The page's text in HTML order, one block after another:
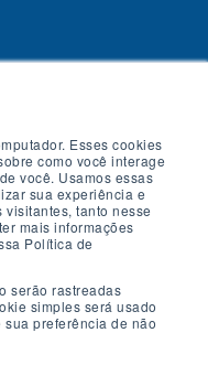
Esses cookies
como você interage
você. Usamos essas
sua experiência e
tanto nesse
mais informações
Política de
serão rastreadas
simples será usado
preferência de não